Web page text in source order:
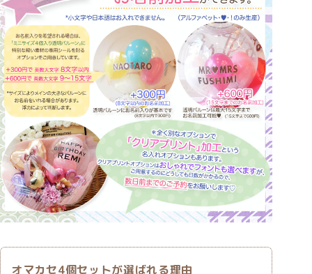
オマカセ4個セットが選ばれる理由